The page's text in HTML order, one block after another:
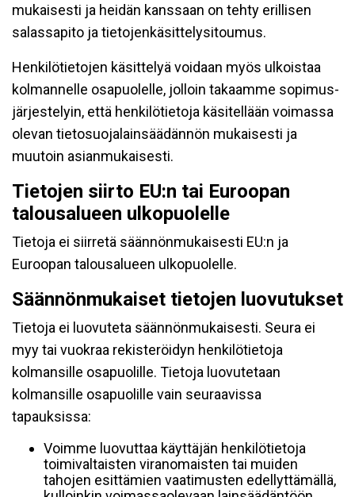
mukaisesti ja heidän kanssaan on tehty erillisen
salassapito ja tietojenkäsittelysitoumus.
Henkilötietojen käsittelyä voidaan myös ulkoistaa
kolmannelle osapuolelle, jolloin takaamme sopimus-
järjestelyin, että henkilötietoja käsitellään voimassa
olevan tietosuojalainsäädännön mukaisesti ja
muutoin asianmukaisesti.
Tietojen siirto EU:n tai Euroopan
talousalueen ulkopuolelle
Tietoja ei siirretä säännönmukaisesti EU:n ja
Euroopan talousalueen ulkopuolelle.
Säännönmukaiset tietojen luovutukset
Tietoja ei luovuteta säännönmukaisesti. Seura ei
myy tai vuokraa rekisteröidyn henkilötietoja
kolmansille osapuolille. Tietoja luovutetaan
kolmansille osapuolille vain seuraavissa
tapauksissa:
Voimme luovuttaa käyttäjän henkilötietoja
toimivaltaisten viranomaisten tai muiden
tahojen esittämien vaatimusten edellyttämällä,